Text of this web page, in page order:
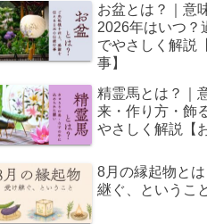
お盆とは？｜意
2026年はいつ？
でやさしく解説
事】
精霊馬とは？｜
来・作り方・飾
やさしく解説【
8月の縁起物と
継ぐ、というこ